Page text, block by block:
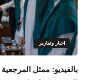
اخبار وتقارير
بالفيديو: ممثل